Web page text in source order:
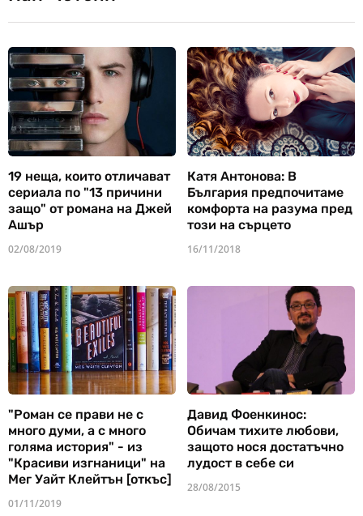
19 неща, които отличават
сериала по "13 причини
защо" от романа на Джей
Ашър
02/08/2019
Катя Антонова: В
България предпочитаме
комфорта на разума пред
този на сърцето
16/11/2018
"Роман се прави не с
много думи, а с много
голяма история" - из
"Красиви изгнаници" на
Мег Уайт Клейтън [откъс]
01/11/2019
Давид Фоенкинос:
Обичам тихите любови,
защото нося достатъчно
лудост в себе си
28/08/2015